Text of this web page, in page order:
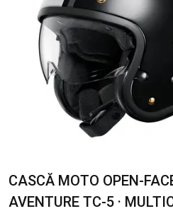
CASCĂ MOTO OPEN-
AVENTURE TC-5 ·